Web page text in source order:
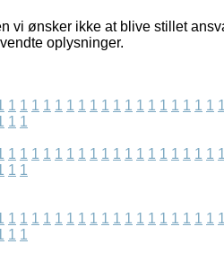
vi ønsker ikke at blive stillet
oplysninger.
1 1 1 1 1 1 1 1 1 1 1 1 1 1 1 1 1 1 1
1 1
1 1 1 1 1 1 1 1 1 1 1 1 1 1 1 1 1 1 1
1 1
1 1 1 1 1 1 1 1 1 1 1 1 1 1 1 1 1 1 1
1 1